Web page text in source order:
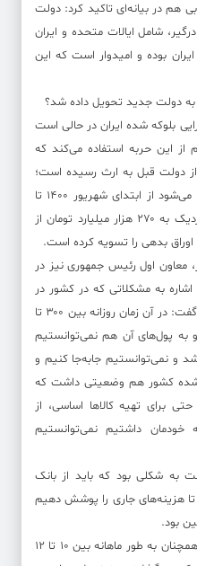
هم در بیانه‌ای تاکید کرد: دولت
شامل ایالات متحده و ایران
بوده و امیدوار است که این
میلیارد دلار دارایی بلوکه شده ایران در حالی است
از این حربه استفاده می‌کند که
دولت قبل به ارث رسیده است؛
تا جایی که در برخی گزارش‌ها عنوان می‌شود از ابتدای شهریور ۱۴۰۰ تا
پایان خرداد ۱۴۰۲، دولت سیزدهم نزدیک به ۲۷۰ هزار میلیارد تومان از
بدهی را تسویه کرده است.
اول رئیس‌ جمهوری نیز در
به مشکلاتی که در کشور در
ابتدای دولت سیزدهم وجود داشت، گفت: در آن زمان روزانه بین ۳۰۰ تا
به پول‌های آن هم نمی‌توانستیم
و نمی‌توانستیم جابه‌جا کنیم و
شده‌ کشور هم وضعیتی داشت که
برای تهیه کالاها اساسی، از
داشتیم نمی‌توانستیم
به شکلی بود که باید از بانک
هزینه‌های جاری را پوشش دهیم
بود.
مخبر در عین حال مدعی شد: دولت همچنان به طور ماهانه بین ۱۰ تا ۱۲